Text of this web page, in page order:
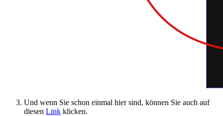
Und wenn Sie schon einmal hier sind, können Sie auch auf
diesen Link klicken.